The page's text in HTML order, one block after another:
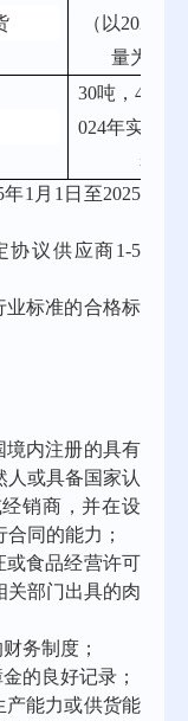
（以2024年
量为参
30吨，40万
024年实际用
考）
1月1日至2025
协议供应商1-5
业标准的合格标
境内注册的具有
人或具备国家认
销商 ，并在设
合同的能力 ；
或食品经营许可
关部门出具的肉
务制度；
的良好记录 ；
产能力或供货能